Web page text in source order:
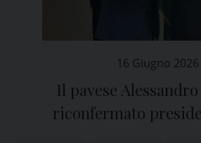
16 Giugno 2026
Il pavese
riconfermato